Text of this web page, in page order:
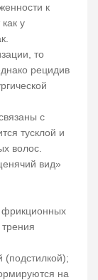
к
у
то
рецидив
с
тусклой и
волос.
вид»
(подстилкой);
на